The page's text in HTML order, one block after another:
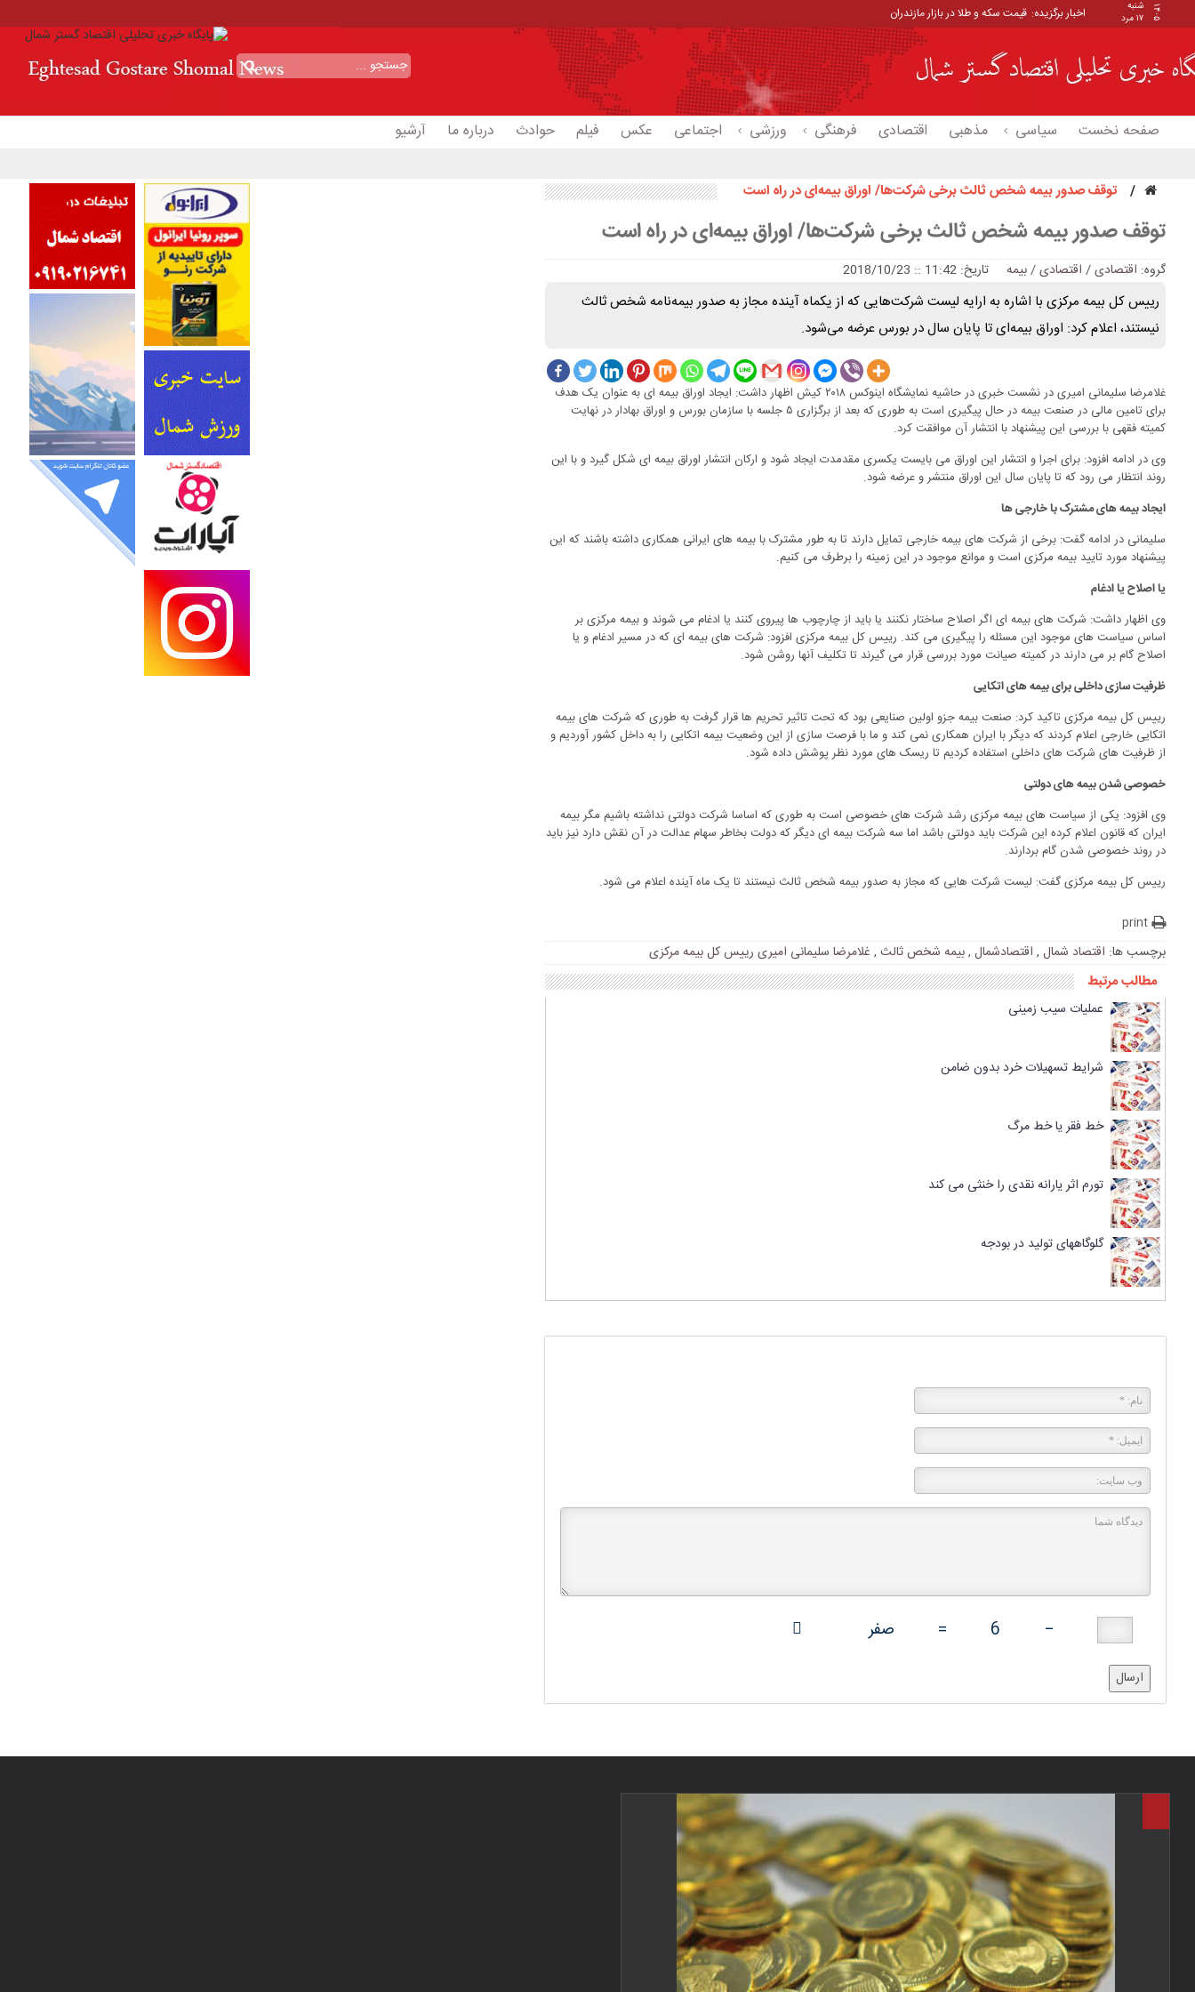
۱۴۰۵
شنبه
۱۷ مرد
اخبار برگزیده: قیمت سکه و طلا در بازار مازندران
صفحه نخست سیاسی مذهبی اقتصادی فرهنگی ورزشی اجتماعی عکس فیلم حوادث درباره ما آرشیو
توقف صدور بیمه شخص ثالث برخی شرکت‌ها/ اوراق بیمه‌ای در راه است
توقف صدور بیمه شخص ثالث برخی شرکت‌ها/ اوراق بیمه‌ای در راه است
گروه: اقتصادی/ اقتصادی / بیمه تاریخ: 11:42 :: 2018/10/23
رییس کل بیمه مرکزی با اشاره به ارایه لیست شرکت‌هایی که از یکماه آینده مجاز به صدور بیمه‌نامه شخص ثالث
نیستند، اعلام کرد: اوراق بیمه‌ای تا پایان سال در بورس عرضه می‌شود.
غلامرضا سلیمانی امیری در نشست خبری در حاشیه نمایشگاه اینوکس ۲۰۱۸ کیش اظهار داشت: ایجاد اوراق بیمه ای به عنوان یک هدف
برای تامین مالی در صنعت بیمه در حال پیگیری است به طوری که بعد از برگزاری ۵ جلسه با سازمان بورس و اوراق بهادار در نهایت
کمیته فقهی با بررسی این پیشنهاد با انتشار آن موافقت کرد.
وی در ادامه افزود: برای اجرا و انتشار این اوراق می بایست یکسری مقدمدت ایجاد شود و ارکان انتشار اوراق بیمه ای شکل گیرد و با این
روند انتظار می رود که تا پایان سال این اوراق منتشر و عرضه شود.
ایجاد بیمه های مشترک با خارجی ها
سلیمانی در ادامه گفت: برخی از شرکت های بیمه خارجی تمایل دارند تا به طور مشترک با بیمه های ایرانی همکاری داشته باشند که این
پیشنهاد مورد تایید بیمه مرکزی است و موانع موجود در این زمینه را برطرف می کنیم.
یا اصلاح یا ادغام
وی اظهار داشت: شرکت های بیمه ای اگر اصلاح ساختار نکنند یا باید از چارچوب ها پیروی کنند یا ادغام می شوند و بیمه مرکزی بر
اساس سیاست های موجود این مسئله را پیگیری می کند. رییس کل بیمه مرکزی افزود: شرکت های بیمه ای که در مسیر ادغام و یا
اصلاح گام بر می دارند در کمیته صیانت مورد بررسی قرار می گیرند تا تکلیف آنها روشن شود.
ظرفیت سازی داخلی برای بیمه های اتکایی
رییس کل بیمه مرکزی تاکید کرد: صنعت بیمه جزو اولین صنایعی بود که تحت تاثیر تحریم ها قرار گرفت به طوری که شرکت های بیمه
اتکایی خارجی اعلام کردند که دیگر با ایران همکاری نمی کند و ما با فرصت سازی از این وضعیت بیمه اتکایی را به داخل کشور آوردیم و
از ظرفیت های شرکت های داخلی استفاده کردیم تا ریسک های مورد نظر پوشش داده شود.
خصوصی شدن بیمه های دولتی
وی افزود: یکی از سیاست های بیمه مرکزی رشد شرکت های خصوصی است به طوری که اساسا شرکت دولتی نداشته باشیم مگر بیمه
ایران که قانون اعلام کرده این شرکت باید دولتی باشد اما سه شرکت بیمه ای دیگر که دولت بخاطر سهام عدالت در آن نقش دارد نیز باید
در روند خصوصی شدن گام بردارند.
رییس کل بیمه مرکزی گفت: لیست شرکت هایی که مجاز به صدور بیمه شخص ثالث نیستند تا یک ماه آینده اعلام می شود.
print
برچسب ها: اقتصاد شمال , اقتصادشمال ,بیمه شخص ثالث , غلامرضا سلیمانی امیری رییس کل بیمه مرکزی
مطالب مرتبط
عملیات سیب زمینی
شرایط تسهیلات خرد بدون ضامن
خط فقر یا خط مرگ
تورم اثر یارانه نقدی را خنثی می کند
گلوگاههای تولید در بودجه
−
6
= صفر
ارسال